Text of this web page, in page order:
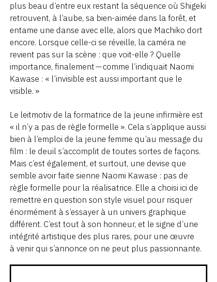
plus beau d’entre eux restant la séquence où Shigeki
retrouvent, à l’aube, sa bien-aimée dans la forêt, et
entame une danse avec elle, alors que Machiko dort
encore. Lorsque celle-ci se réveille, la caméra ne
revient pas sur la scène : que voit-elle ? Quelle
importance, finalement — comme l’indiquait Naomi
Kawase : « l’invisible est aussi important que le
visible. »
Le leitmotiv de la formatrice de la jeune infirmière est
« il n’y a pas de règle formelle ». Cela s’applique aussi
bien à l’emploi de la jeune femme qu’au message du
film : le deuil s’accomplit de toutes sortes de façons.
Mais c’est également, et surtout, une devise que
semble avoir faite sienne Naomi Kawase : pas de
règle formelle pour la réalisatrice. Elle a choisi ici de
remettre en question son style visuel pour risquer
énormément à s’essayer à un univers graphique
différent. C’est tout à son honneur, et le signe d’une
intégrité artistique des plus rares, pour une œuvre
à venir qui s’annonce on ne peut plus passionnante.